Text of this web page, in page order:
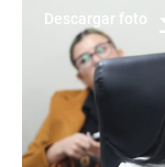
Descargar foto